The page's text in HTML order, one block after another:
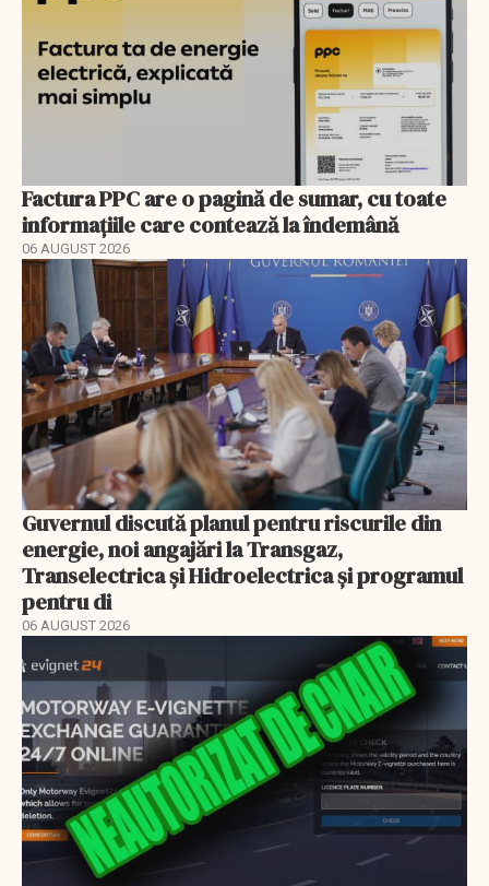
Factura PPC are o pagină de sumar, cu toate
informațiile care contează la îndemână
06 AUGUST 2026
Guvernul discută planul pentru riscurile din
energie, noi angajări la Transgaz,
Transelectrica și Hidroelectrica și programul
pentru di
06 AUGUST 2026